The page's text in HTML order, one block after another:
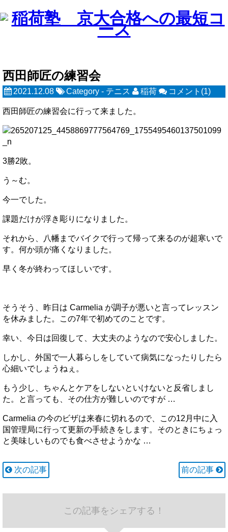
西田師匠の練習会
2021.12.08 Category - テニス 稲荷 コメント(1)
西田師匠の練習会に行って来ました。
3勝2敗。
う～む。
今一でした。
課題だけが浮き彫りになりました。
それから、八幡までバイクで行って帰って来るのが超寒いで
す。何か頭が痛くなりました。
早く冬が終わってほしいです。
そうそう、昨日は Carmelia が調子が悪いと言ってレッスン
を休みました。この7年で初めてのことです。
幸い、今日は回復して、大丈夫のようなので安心しました。
しかし、外国で一人暮らしをしていて病気になったりしたら
心細いでしょうねぇ。
もう少し、ちゃんとケアをしないといけないと反省しまし
た。と言っても、その仕方が難しいのですが …
Carmelia の今のビザは来春に切れるので、この12月中に入
国管理局に行って更新の手続きをします。そのときにちょっ
と美味しいものでも食べさせようかな …
次の記事 前の記事
この記事をシェアする！